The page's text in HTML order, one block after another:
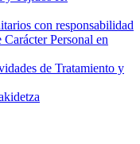
con responsabilidad
Personal en
de Tratamiento y